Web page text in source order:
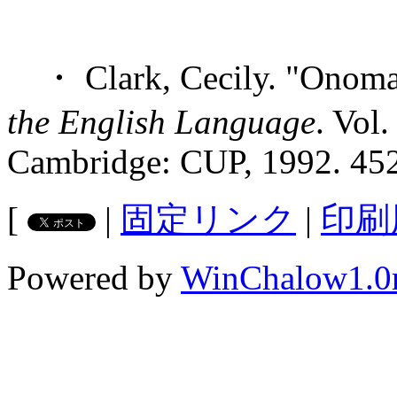
・ Clark, Cecily.
the English Language.
Cambridge: CUP, 1992.
[
| 固定リンク | 印
Powered by